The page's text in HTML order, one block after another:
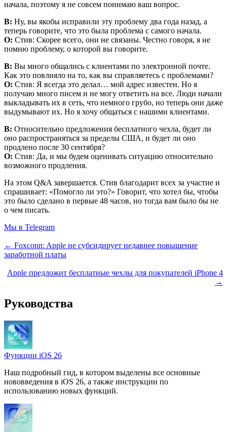
начала, поэтому я не совсем понимаю ваш вопрос.
В: Ну, вы якобы исправили эту проблему два года назад, а
теперь говорите, что это была проблема с самого начала.
О: Стив: Скорее всего, они не связаны. Честно говоря, я не
помню проблему, о которой вы говорите.
В: Вы много общались с клиентами по электронной почте.
Как это повлияло на то, как вы справляетесь с проблемами?
О: Стив: Я всегда это делал… мой адрес известен. Но я
получаю много писем и не могу ответить на все. Люди начали
выкладывать их в сеть, что немного грубо, но теперь они даже
выдумывают их. Но я хочу общаться с нашими клиентами.
В: Относительно предложения бесплатного чехла, будет ли
оно распространяться за пределы США, и будет ли оно
продлено после 30 сентября?
О: Стив: Да, и мы будем оценивать ситуацию относительно
возможного продления.
На этом Q&A завершается. Стив благодарит всех за участие и
спрашивает: «Помогло ли это?» Говорит, что хотел бы, чтобы
это было сделано в первые 48 часов, но тогда вам было бы не
о чем писать.
Мы в Telegram
← Foxconn: Apple не субсидирует недавнее повышение
заработной платы
Apple предложит бесплатные чехлы для покупателей iPhone 4
→
Руководства
Функции iOS 26
Наш подробный гид, в котором выделены все основные
нововведения в iOS 26, а также инструкции по
использованию новых функций.